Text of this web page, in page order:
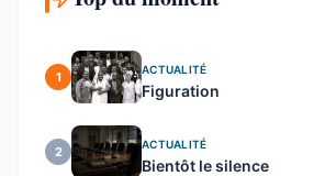
1
ACTUALITÉ
Figuration
2
ACTUALITÉ
Bientôt le silence